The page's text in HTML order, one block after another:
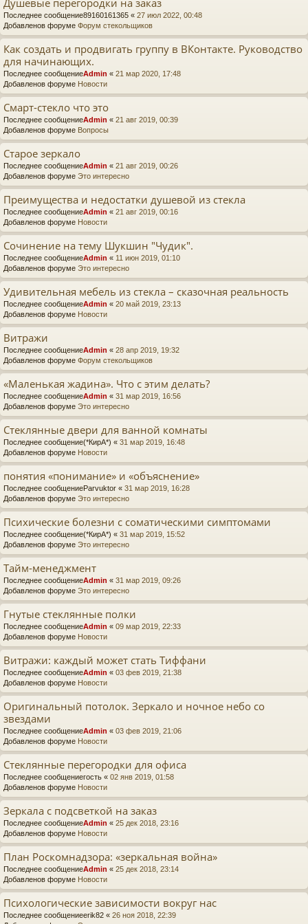
Душевые перегородки на заказ
Последнее сообщение89160161365 « 27 июл 2022, 00:48
Добавленов форуме Форум стекольщиков
Как создать и продвигать группу в ВКонтакте. Руководство
для начинающих.
Последнее сообщениеAdmin « 21 мар 2020, 17:48
Добавленов форуме Новости
Смарт-стекло что это
Последнее сообщениеAdmin « 21 авг 2019, 00:39
Добавленов форуме Вопросы
Старое зеркало
Последнее сообщениеAdmin « 21 авг 2019, 00:26
Добавленов форуме Это интересно
Преимущества и недостатки душевой из стекла
Последнее сообщениеAdmin « 21 авг 2019, 00:16
Добавленов форуме Новости
Сочинение на тему Шукшин "Чудик".
Последнее сообщениеAdmin « 11 июн 2019, 01:10
Добавленов форуме Это интересно
Удивительная мебель из стекла – сказочная реальность
Последнее сообщениеAdmin « 20 май 2019, 23:13
Добавленов форуме Новости
Витражи
Последнее сообщениеAdmin « 28 апр 2019, 19:32
Добавленов форуме Форум стекольщиков
«Маленькая жадина». Что с этим делать?
Последнее сообщениеAdmin « 31 мар 2019, 16:56
Добавленов форуме Это интересно
Стеклянные двери для ванной комнаты
Последнее сообщение(*КирА*) « 31 мар 2019, 16:48
Добавленов форуме Новости
понятия «понимание» и «объяснение»
Последнее сообщениеParvuktor « 31 мар 2019, 16:28
Добавленов форуме Это интересно
Психические болезни с соматическими симптомами
Последнее сообщение(*КирА*) « 31 мар 2019, 15:52
Добавленов форуме Это интересно
Тайм-менеджмент
Последнее сообщениеAdmin « 31 мар 2019, 09:26
Добавленов форуме Это интересно
Гнутые стеклянные полки
Последнее сообщениеAdmin « 09 мар 2019, 22:33
Добавленов форуме Новости
Витражи: каждый может стать Тиффани
Последнее сообщениеAdmin « 03 фев 2019, 21:38
Добавленов форуме Новости
Оригинальный потолок. Зеркало и ночное небо со
звездами
Последнее сообщениеAdmin « 03 фев 2019, 21:06
Добавленов форуме Новости
Стеклянные перегородки для офиса
Последнее сообщениегость « 02 янв 2019, 01:58
Добавленов форуме Новости
Зеркала с подсветкой на заказ
Последнее сообщениеAdmin « 25 дек 2018, 23:16
Добавленов форуме Новости
План Роскомнадзора: «зеркальная война»
Последнее сообщениеAdmin « 25 дек 2018, 23:14
Добавленов форуме Новости
Психологические зависимости вокруг нас
Последнее сообщениеerik82 « 26 ноя 2018, 22:39